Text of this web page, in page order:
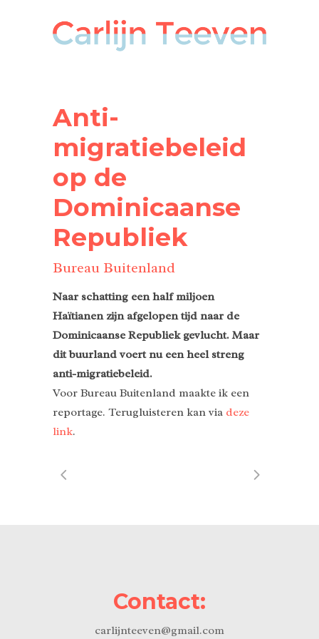
Anti-
migratiebeleid
op de
Dominicaanse
Republiek
Bureau Buitenland
Naar schatting een half miljoen
Haïtianen zijn afgelopen tijd naar de
Dominicaanse Republiek gevlucht. Maar
dit buurland voert nu een heel streng
anti-migratiebeleid.
Voor Bureau Buitenland maakte ik een
reportage. Terugluisteren kan via deze
link.
Contact:
carlijnteeven@gmail.com